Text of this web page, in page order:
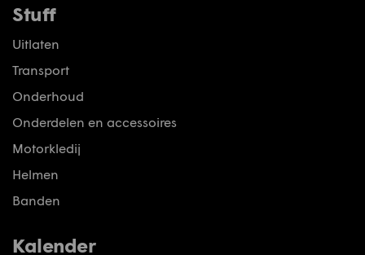
Stuff
Uitlaten
Transport
Onderhoud
Onderdelen en accessoires
Motorkledij
Helmen
Banden
Kalender